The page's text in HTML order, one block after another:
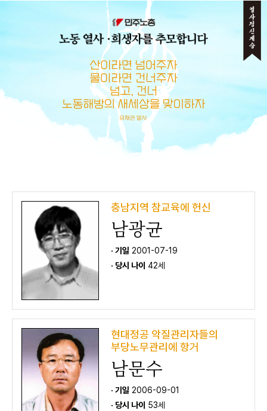
메뉴 건너뛰기
충남지역 참교육에 헌신
남광균
· 기일 2001-07-19
· 당시 나이 42세
현대정공 악질관리자들의
부당노무관리에 항거
남문수
· 기일 2006-09-01
· 당시 나이 53세